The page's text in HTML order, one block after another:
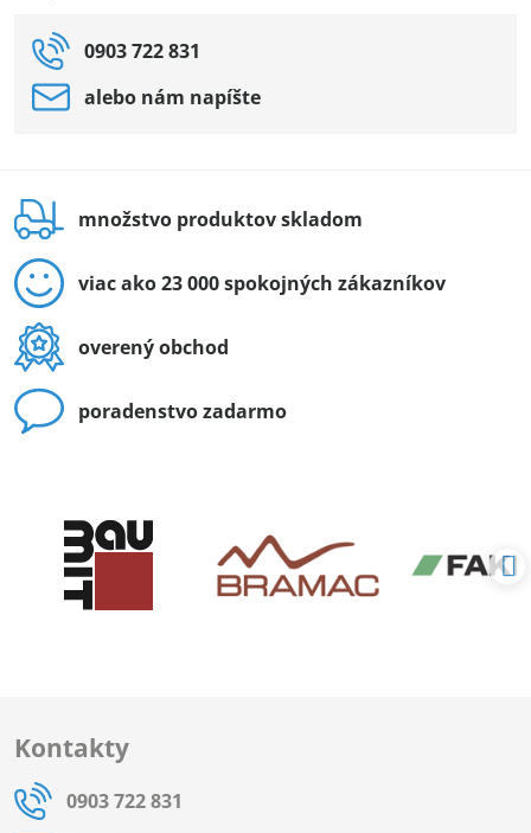
0903 722 831
alebo nám napíšte
množstvo produktov skladom
viac ako 23 000 spokojných zákazníkov
overený obchod
poradenstvo zadarmo
Kontakty
0903 722 831